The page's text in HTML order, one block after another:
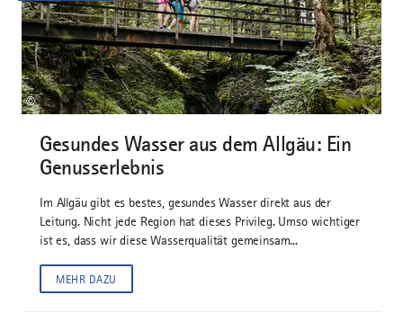
©
Gesundes Wasser aus dem Allgäu: Ein
Genusserlebnis
Im Allgäu gibt es bestes, gesundes Wasser direkt aus der
Leitung. Nicht jede Region hat dieses Privileg. Umso wichtiger
ist es, dass wir diese Wasserqualität gemeinsam...
MEHR DAZU